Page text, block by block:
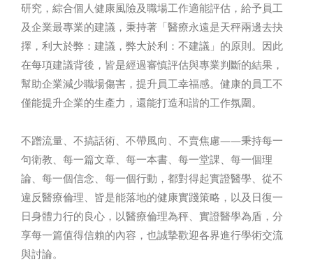
研究，綜合個人健康風險及職場工作適能評估，給予員工
及企業最專業的建議，秉持著「醫療永遠是天秤兩邊去抉
擇，利大於弊：建議，弊大於利：不建議」的原則。因此
在每項建議背後，皆是經過審慎評估與專業判斷的結果，
幫助企業減少職場傷害，提升員工幸福感。健康的員工不
僅能提升企業的生產力，還能打造和諧的工作氛圍。
不蹭流量、不搞話術、不帶風向、不賣焦慮——秉持每一
句衛教、每一篇文章、每一本書、每一堂課、每一個理
論、每一個信念、每一個行動，都對得起實證醫學、從不
違反醫療倫理、皆是能落地的健康實踐策略，以及日復一
日身體力行的良心，以醫療倫理為秤、實證醫學為盾，分
享每一篇值得信賴的內容，也誠摯歡迎各界進行學術交流
與討論。